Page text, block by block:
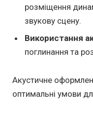
розміщення
звукову сцену.
Використання
поглинання та
Акустичне
оптимальні умови